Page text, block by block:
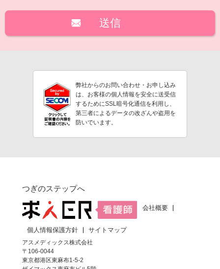
弊社からのお問い合わせ・お申し込み
は、お客様の個人情報を安全に送受信
するためにSSL暗号化通信を利用し、
第三者によるデータの改ざんや盗用を
防いでいます。
つぎのステップへ
会社概要
個人情報保護方針
サイトマップ
アスメディックス株式会社
〒106-0044
東京都港区東麻布1-5-2